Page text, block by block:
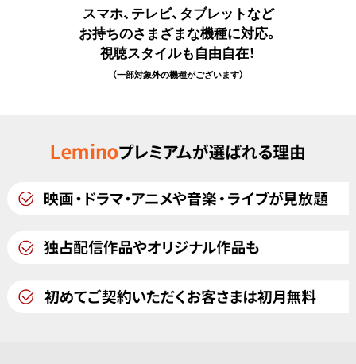
スマホ、テレビ、タブレットなど
お持ちのさまざまな機種に対応。
視聴スタイルも自由自在！
（一部対象外の機種がございます）